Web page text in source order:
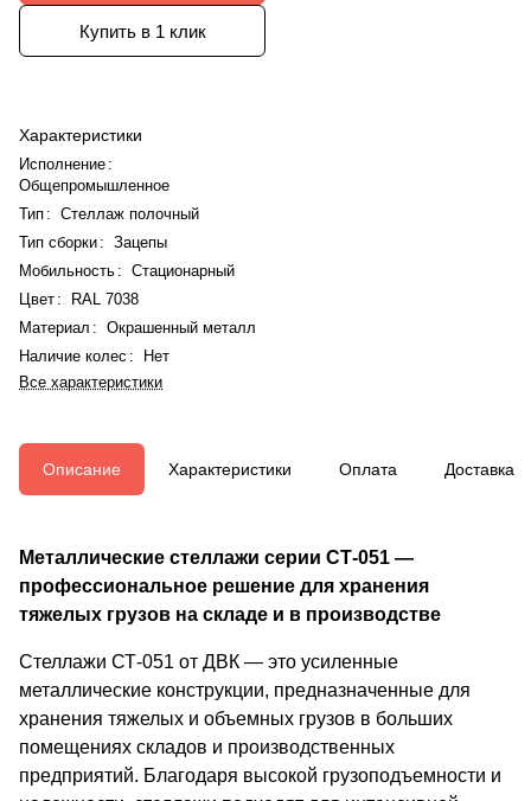
Купить в 1 клик
Характеристики
Исполнение :
Общепромышленное
Тип : Стеллаж полочный
Тип сборки: Зацепы
Мобильность : Стационарный
Цвет :
RAL 7038
Материал : Окрашенный металл
Наличие колес :
Нет
Все характеристики
Описание Характеристики Оплата Доставка
Металлические стеллажи серии СТ-051 —
профессиональное решение для хранения
тяжелых грузов на складе и в производстве
Стеллажи СТ-051 от ДВК — это усиленные
металлические конструкции, предназначенные для
хранения тяжелых и объемных грузов в больших
помещениях складов и производственных
предприятий. Благодаря высокой грузоподъемности и